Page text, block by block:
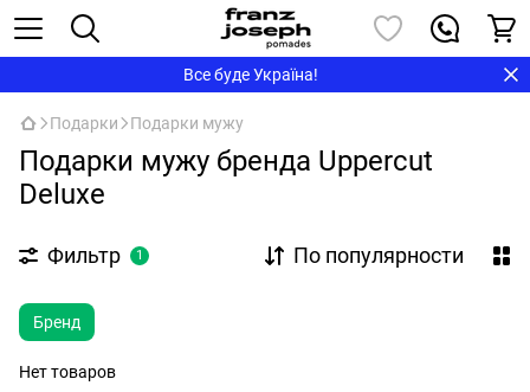
Все буде Україна!
Подарки Подарки мужу
Подарки мужу бренда Uppercut
Deluxe
Фильтр 1 По популярности
Бренд
Нет товаров